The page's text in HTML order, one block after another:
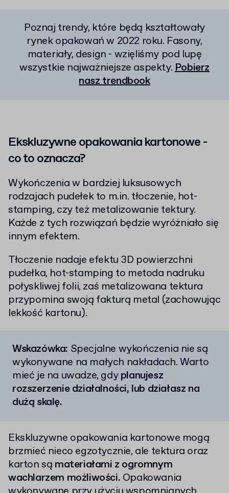
Poznaj trendy, które będą kształtowały
rynek opakowań w 2022 roku. Fasony,
materiały, design - wzięliśmy pod lupę
wszystkie najważniejsze aspekty.Pobierz
nasz trendbook
Ekskluzywne opakowania kartonowe -
co to oznacza?
Wykończenia w bardziej luksusowych
rodzajach pudełek to m.in. tłoczenie, hot-
stamping, czy też metalizowanie tektury.
Każde z tych rozwiązań będzie wyróżniało się
innym efektem.
Tłoczenie nadaje efektu 3D powierzchni
pudełka, hot-stamping to metoda nadruku
połyskliwej folii, zaś metalizowana tektura
przypomina swoją fakturą metal (zachowując
lekkość kartonu).
Wskazówka: Specjalne wykończenia nie są
wykonywane na małych nakładach. Warto
mieć je na uwadze, gdyplanujesz
rozszerzenie działalności, lub działasz na
dużą skalę.
Ekskluzywne opakowania kartonowe mogą
brzmieć nieco egzotycznie, ale tektura oraz
karton są materiałami z ogromnym
wachlarzem możliwości. Opakowania